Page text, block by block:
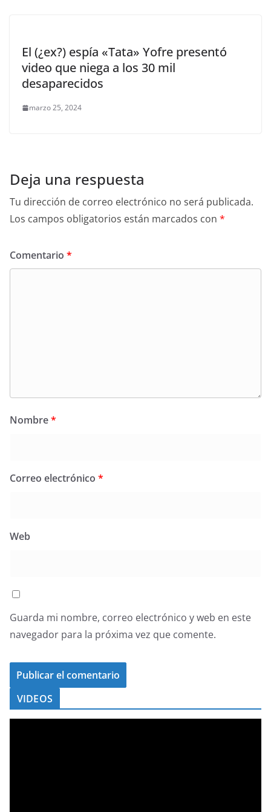
El (¿ex?) espía «Tata» Yofre presentó
video que niega a los 30 mil
desaparecidos
marzo 25, 2024
Deja una respuesta
Tu dirección de correo electrónico no será publicada.
Los campos obligatorios están marcados con *
Comentario *
Nombre*
Correo electrónico *
Web
Guarda mi nombre, correo electrónico y web en este
navegador para la próxima vez que comente.
VIDEOS